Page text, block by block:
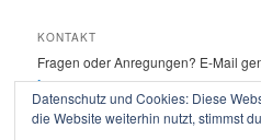
KONTAKT
Fragen oder Anregungen? E-Mail
Impressum
Datenschutz und Cookies: Diese
die Website weiterhin nutzt, stimmst